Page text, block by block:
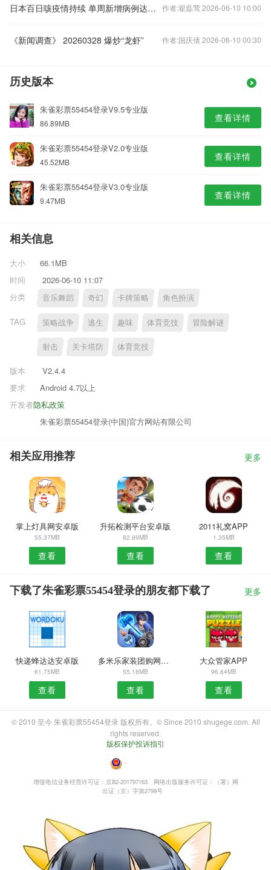
日本百日咳疫情持续 单周新增病例达2299人创新高 作者:翟磊莺 2026-06-10 10:00
《新闻调查》 20260328 爆炒“龙虾” 作者:国庆倩 2026-06-10 00:30
历史版本
朱雀彩票55454登录V9.5专业版
86.89MB 查看详情
朱雀彩票55454登录V2.0专业版
45.52MB 查看详情
朱雀彩票55454登录V3.0专业版
9.47MB 查看详情
相关信息
大小
66.1MB
时间
2026-06-10 11:07
分类
音乐舞蹈 奇幻 卡牌策略 角色扮演
TAG 策略战争 逃生 趣味 体育竞技 冒险解谜
射击 关卡塔防 体育竞技
版本
V2.4.4
要求
Android 4.7以上
隐私政策
开发者
朱雀彩票55454登录(中国)官方网站有限公司
相关应用推荐 更多
掌上灯具网安卓版
55.37MB
查看
升拓检测平台安卓版
82.89MB
查看
2011礼窝APP
1.35MB
查看
下载了朱雀彩票55454登录的朋友都下载了 更多
快递蜂达达安卓版
61.75MB
查看
多米乐家装团购网安卓版
55.18MB
查看
大众管家APP
96.64MB
查看
© 2010 至今 朱雀彩票55454登录 版权所有。© Since 2010 shugege.com. All
rights reserved.
版权保护投诉指引
・
增值电信业务经营许可证：京B2-201797163
网络出版服务许可证：（署）网
出证（京）字第2799号